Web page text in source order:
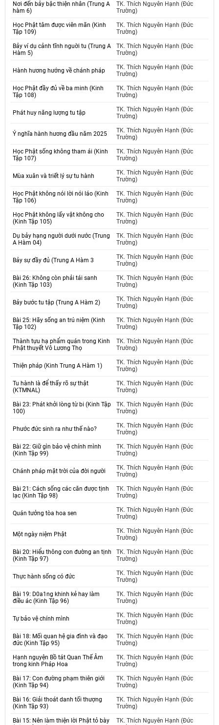
Nơi đến bảy bậc thiện nhân (Trung A
hàm 6)
TK. Thích Nguyên Hạnh (Đức
Trường)
Học Phật tâm được viên mãn (Kinh
Tập 109)
TK. Thích Nguyên Hạnh (Đức
Trường)
Bảy ví dụ cảnh tĩnh nguời tu (Trung A
Hàm 5)
TK. Thích Nguyên Hạnh (Đức
Trường)
Hành hương hướng về chánh pháp
TK. Thích Nguyên Hạnh (Đức
Trường)
Học Phật đầy đủ về ba minh (Kinh
Tập 108)
TK. Thích Nguyên Hạnh (Đức
Trường)
Phát huy năng lượng tu tập
TK. Thích Nguyên Hạnh (Đức
Trường)
Ý nghĩa hành hương đầu năm 2025
TK. Thích Nguyên Hạnh (Đức
Trường)
Học Phật sống không tham ái (Kinh
Tập 107)
TK. Thích Nguyên Hạnh (Đức
Trường)
Mùa xuân và triết lý sự tu hành
TK. Thích Nguyên Hạnh (Đức
Trường)
Học Phật không nói lời nói láo (Kinh
Tập 106)
TK. Thích Nguyên Hạnh (Đức
Trường)
Học Phật không lấy vật không cho
(Kinh Tập 105)
TK. Thích Nguyên Hạnh (Đức
Trường)
Dụ bảy hạng người dưới nước (Trung
A Hàm 04)
TK. Thích Nguyên Hạnh (Đức
Trường)
Bảy sự đầy đủ (Trung A Hàm 3
TK. Thích Nguyên Hạnh (Đức
Trường)
Bài 26: Không còn phải tái sanh
(Kinh Tập 103)
TK. Thích Nguyên Hạnh (Đức
Trường)
Bảy bước tu tập (Trung A Hàm 2)
TK. Thích Nguyên Hạnh (Đức
Trường)
Bài 25: Hãy sống an trú niệm (Kinh
Tập 102)
TK. Thích Nguyên Hạnh (Đức
Trường)
Thành tựu hạ phẩm quán trong Kinh
Phật thuyết Vô Lương Thọ
TK. Thích Nguyên Hạnh (Đức
Trường)
Thiện pháp (Kinh Trung A Hàm 1)
TK. Thích Nguyên Hạnh (Đức
Trường)
Tu hành là để thấy rõ sự thật
(KTMNAL)
TK. Thích Nguyên Hạnh (Đức
Trường)
Bài 23: Phát khởi lòng từ bi (Kinh Tập
100)
TK. Thích Nguyên Hạnh (Đức
Trường)
Phước đức sinh ra như thế nào?
TK. Thích Nguyên Hạnh (Đức
Trường)
Bài 22: Giữ gìn bảo vệ chính mình
(Kinh Tập 99)
TK. Thích Nguyên Hạnh (Đức
Trường)
Chánh pháp mặt trời của đời người
TK. Thích Nguyên Hạnh (Đức
Trường)
Bài 21: Cách sống các căn được tịnh
lạc (Kinh Tập 98)
TK. Thích Nguyên Hạnh (Đức
Trường)
Quán tưởng tòa hoa sen
TK. Thích Nguyên Hạnh (Đức
Trường)
Một ngày niệm Phật
TK. Thích Nguyên Hạnh (Đức
Trường)
Bài 20: Hiểu thông con đường an tịnh
(Kinh Tập 97)
TK. Thích Nguyên Hạnh (Đức
Trường)
Thực hành sống có đức
TK. Thích Nguyên Hạnh (Đức
Trường)
Bài 19: D0a1ng khinh kẻ hay làm
điều ác (Kinh Tập 96)
TK. Thích Nguyên Hạnh (Đức
Trường)
Tự bảo vệ chính mình
TK. Thích Nguyên Hạnh (Đức
Trường)
Bài 18: Mối quan hệ gia đình và đạo
đức (Kinh Tập 95)
TK. Thích Nguyên Hạnh (Đức
Trường)
Hạnh nguyện Bồ tát Quan Thế Âm
trong kinh Pháp Hoa
TK. Thích Nguyên Hạnh (Đức
Trường)
Bài 17: Con đường phạm thiên giới
(Kinh Tập 94)
TK. Thích Nguyên Hạnh (Đức
Trường)
Bài 16: Giải thoát danh tối thượng
(Kinh Tập 93)
TK. Thích Nguyên Hạnh (Đức
Trường)
Bài 15: Nên làm thiện lời Phật tỏ bày
TK. Thích Nguyên Hạnh (Đức